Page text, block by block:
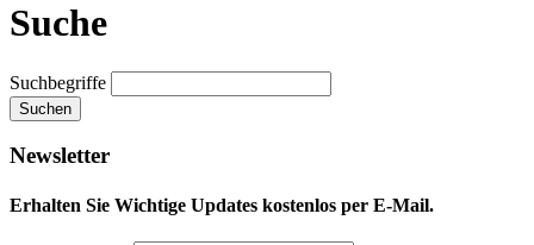
Suche
Suchbegriffe
Suchen
Newsletter
Erhalten Sie Wichtige Updates kostenlos per E-Mail.